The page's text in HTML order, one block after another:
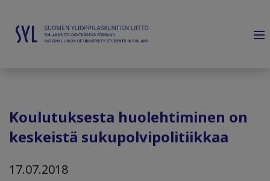
Koulutuksesta huolehtiminen on
keskeistä sukupolvipolitiikkaa
17.07.2018